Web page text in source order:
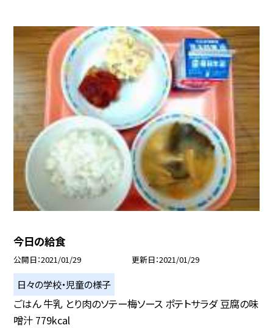
今日の給食
公開日 2021/01/29 更新日 2021/01/29
日々の学校・児童の様子
ごはん 牛乳 とり肉のソテー梅ソース ポテトサラダ 豆腐の味
噌汁 779kcal